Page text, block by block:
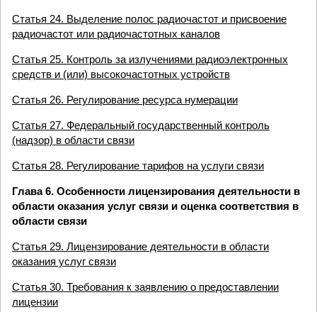
Статья 24. Выделение полос радиочастот и присвоение
радиочастот или радиочастотных каналов
Статья 25. Контроль за излучениями радиоэлектронных
средств и (или) высокочастотных устройств
Статья 26. Регулирование ресурса нумерации
Статья 27. Федеральный государственный контроль
(надзор) в области связи
Статья 28. Регулирование тарифов на услуги связи
Глава 6. Особенности лицензирования деятельности в
области оказания услуг связи и оценка соответствия в
области связи
Статья 29. Лицензирование деятельности в области
оказания услуг связи
Статья 30. Требования к заявлению о предоставлении
лицензии